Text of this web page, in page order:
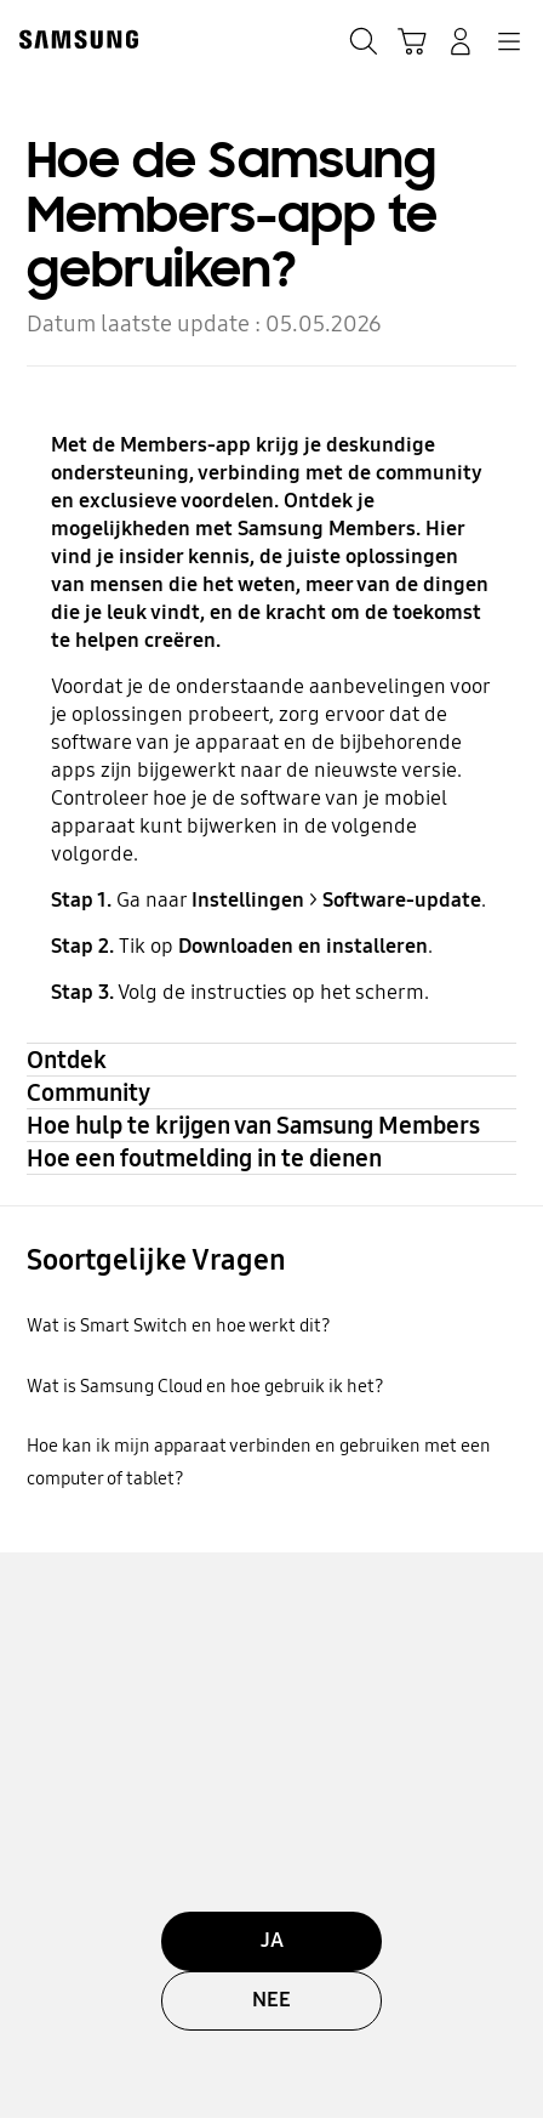
content
Hoe de Samsung
Members-app te
gebruiken?
Datum laatste update : 05.05.2026
Met de Members-app krijg je deskundige
ondersteuning, verbinding met de community
en exclusieve voordelen. Ontdek je
mogelijkheden met Samsung Members. Hier
vind je insider kennis, de juiste oplossingen
van mensen die het weten, meer van de dingen
die je leuk vindt, en de kracht om de toekomst
te helpen creëren.
Voordat je de onderstaande aanbevelingen voor
je oplossingen probeert, zorg ervoor dat de
software van je apparaat en de bijbehorende
apps zijn bijgewerkt naar de nieuwste versie.
Controleer hoe je de software van je mobiel
apparaat kunt bijwerken in de volgende
volgorde.
Stap 1. Ga naar Instellingen >Software-update.
Stap 2.Tik op Downloaden en installeren.
Stap 3.Volg de instructies op het scherm.
Ontdek
Community
Hoe hulp te krijgen van Samsung Members
Hoe een foutmelding in te dienen
Soortgelijke Vragen
Wat is Smart Switch en hoe werkt dit?
Wat is Samsung Cloud en hoe gebruik ik het?
Hoe kan ik mijn apparaat verbinden en gebruiken met een
computer of tablet?
JA
NEE